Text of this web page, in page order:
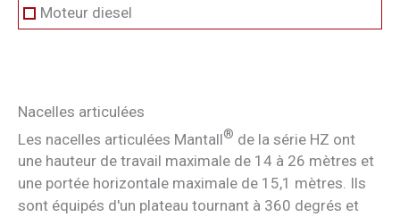
Moteur diesel
Nacelles articulées
Les nacelles articulées Mantall® de la série HZ ont
une hauteur de travail maximale de 14 à 26 mètres et
une portée horizontale maximale de 15,1 mètres. Ils
sont équipés d'un plateau tournant à 360 degrés et